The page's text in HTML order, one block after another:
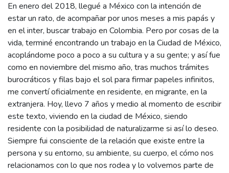
En enero del 2018, llegué a México con la intención de
estar un rato, de acompañar por unos meses a mis papás y
en el inter, buscar trabajo en Colombia. Pero por cosas de la
vida, terminé encontrando un trabajo en la Ciudad de México,
acoplándome poco a poco a su cultura y a su gente; y así fue
como en noviembre del mismo año, tras muchos trámites
burocráticos y filas bajo el sol para firmar papeles infinitos,
me convertí oficialmente en residente, en migrante, en la
extranjera. Hoy, llevo 7 años y medio al momento de escribir
este texto, viviendo en la ciudad de México, siendo
residente con la posibilidad de naturalizarme si así lo deseo.
Siempre fui consciente de la relación que existe entre la
persona y su entorno, su ambiente, su cuerpo, el cómo nos
relacionamos con lo que nos rodea y lo volvemos parte de